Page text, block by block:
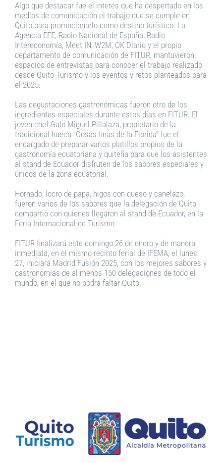
Algo que destacar fue el interés que ha despertado en los
medios de comunicación el trabajo que se cumple en
Quito para promocionarlo como destino turístico. La
Agencia EFE, Radio Nacional de España, Radio
Intereconomía, Meet IN, W2M, OK Diario y el propio
departamento de comunicación de FITUR, mantuvieron
espacios de entrevistas para conocer el trabajo realizado
desde Quito Turismo y los eventos y retos planteados para
el 2025.
Las degustaciones gastronómicas fueron otro de los
ingredientes especiales durante estos días en FITUR. El
joven chef Galo Miguel Pillalaza, propietario de la
tradicional hueca “Cosas finas de la Florida” fue el
encargado de preparar varios platillos propios de la
gastronomía ecuatoriana y quiteña para que los asistentes
al stand de Ecuador disfruten de los sabores especiales y
únicos de la zona ecuatorial.
Hornado, locro de papa, higos con queso y canelazo,
fueron varios de los sabores que la delegación de Quito
compartió con quienes llegaron al stand de Ecuador, en la
Feria Internacional de Turismo.
FITUR finalizará este domingo 26 de enero y de manera
inmediata, en el mismo recinto ferial de IFEMA, el lunes
27, iniciará Madrid Fusión 2025, con los mejores sabores y
gastronomías de al menos 150 delegaciones de todo el
mundo, en el que no podrá faltar Quito.